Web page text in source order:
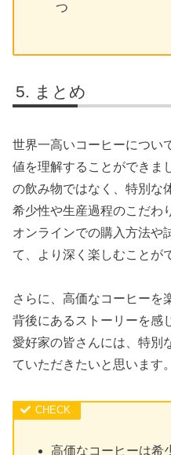
つ
まとめ
世界一高いコーヒーについ
値を理解することができま
の飲み物ではなく、特別な
希少性や生産過程のこだわ
オンラインでの購入方法や
て、より深く楽しむことが
さらに、高価なコーヒーを
背後にあるストーリーを感
愛好家の皆さんには、特別
ていただきたいと思います。
高価なコーヒーは希